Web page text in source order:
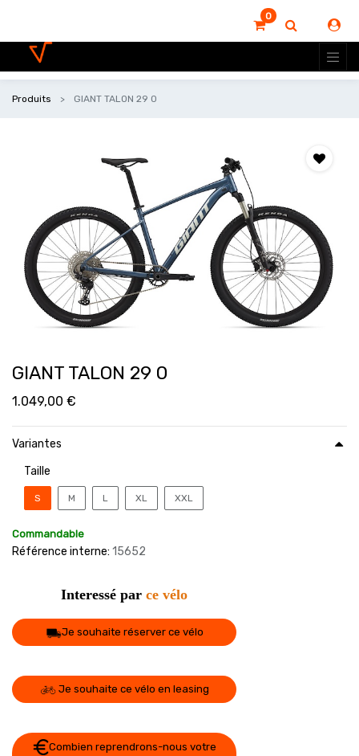
0
Produits GIANT TALON 29 0
GIANT TALON 29 0
1.049,00 €
Variantes
Taille
S M L XL XXL
Commandable
Référence interne: 15652
Interessé par ce vélo
Je souhaite réserver ce vélo
Je souhaite ce vélo en leasing
Combien reprendrons-nous votre